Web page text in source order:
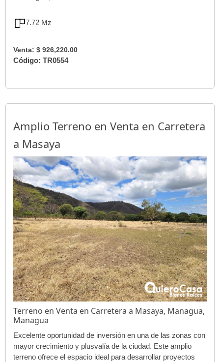
7.72 Mz
Venta: $ 926,220.00
Código: TR0554
Amplio Terreno en Venta en Carretera
a Masaya
Terreno en Venta en Carretera a Masaya, Managua,
Managua
Excelente oportunidad de inversión en una de las zonas con
mayor crecimiento y plusvalía de la ciudad. Este amplio
terreno ofrece el espacio ideal para desarrollar proyectos